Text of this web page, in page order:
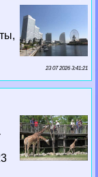
23 07 2026 3:41:21